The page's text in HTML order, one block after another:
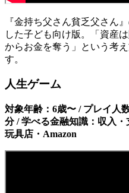
『金持ち父さん貧乏父さん
した子ども向け版。「資産
からお金を奪う」という考
す。
人生ゲーム
対象年齢：6歳〜 / プレイ人
分 / 学べる金融知識：収入・
玩具店・Amazon